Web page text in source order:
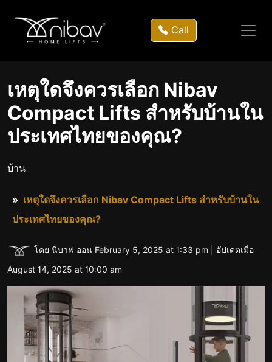
Call
เหตุใดจึงควรเลือก Nibav
Compact Lifts สำหรับบ้านใน
ประเทศไทยของคุณ?
บ้าน
เหตุใดจึงควรเลือก Nibav Compact Lifts สำหรับบ้านใน
ประเทศไทยของคุณ?
โดย นิบาฟ ออน February 5, 2025 at 1:33 pm | อัปเดตเมื่อ
August 14, 2025 at 10:00 am